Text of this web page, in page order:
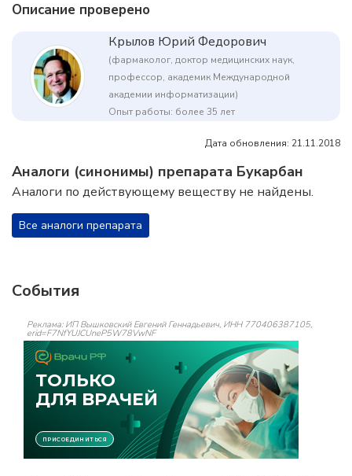
Описание проверено
Крылов Юрий Федорович
(фармаколог, доктор медицинских наук,
профессор, академик Международной
академии информатизации)
Опыт работы: более 35 лет
Дата обновления: 21.11.2018
Аналоги (синонимы) препарата Букарбан
Аналоги по действующему веществу не найдены.
Все аналоги препарата
События
Реклама: ИП Вышковский Евгений Геннадьевич, ИНН 770406387105,
erid=F7NfYUJCUneP5W78VwNF